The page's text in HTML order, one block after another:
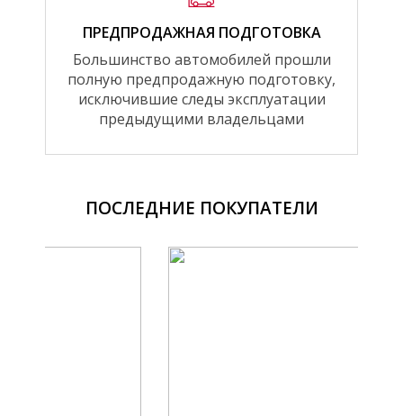
ПРЕДПРОДАЖНАЯ ПОДГОТОВКА
Большинство автомобилей прошли
полную предпродажную подготовку,
исключившие следы эксплуатации
предыдущими владельцами
ПОСЛЕДНИЕ ПОКУПАТЕЛИ